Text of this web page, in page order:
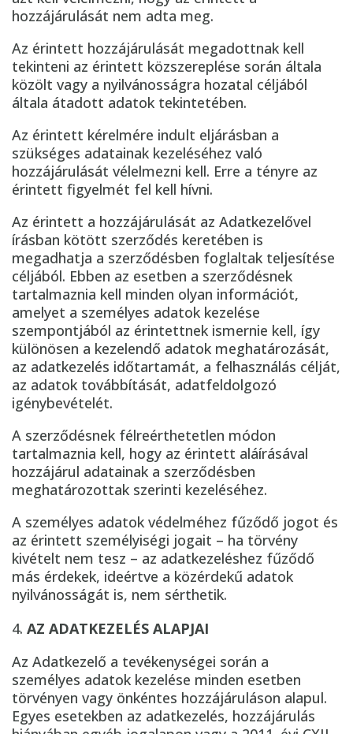
hozzájárulását nem adta meg.
Az érintett hozzájárulását megadottnak kell
tekinteni az érintett közszereplése során általa
közölt vagy a nyilvánosságra hozatal céljából
általa átadott adatok tekintetében.
Az érintett kérelmére indult eljárásban a
szükséges adatainak kezeléséhez való
hozzájárulását vélelmezni kell. Erre a tényre az
érintett figyelmét fel kell hívni.
Az érintett a hozzájárulását az Adatkezelővel
írásban kötött szerződés keretében is
megadhatja a szerződésben foglaltak teljesítése
céljából. Ebben az esetben a szerződésnek
tartalmaznia kell minden olyan információt,
amelyet a személyes adatok kezelése
szempontjából az érintettnek ismernie kell, így
különösen a kezelendő adatok meghatározását,
az adatkezelés időtartamát, a felhasználás célját,
az adatok továbbítását, adatfeldolgozó
igénybevételét.
A szerződésnek félreérthetetlen módon
tartalmaznia kell, hogy az érintett aláírásával
hozzájárul adatainak a szerződésben
meghatározottak szerinti kezeléséhez.
A személyes adatok védelméhez fűződő jogot és
az érintett személyiségi jogait – ha törvény
kivételt nem tesz – az adatkezeléshez fűződő
más érdekek, ideértve a közérdekű adatok
nyilvánosságát is, nem sérthetik.
AZ ADATKEZELÉS ALAPJAI
Az Adatkezelő a tevékenységei során a
személyes adatok kezelése minden esetben
törvényen vagy önkéntes hozzájáruláson alapul.
Egyes esetekben az adatkezelés, hozzájárulás